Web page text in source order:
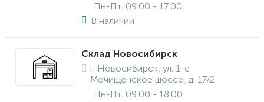
Пн-Пт: 09:00 - 17:00
В наличии
Склад Новосибирск
г. Новосибирск, ул. 1-е
Мочищенское шоссе, д. 17/2
Пн-Пт: 09:00 - 18:00